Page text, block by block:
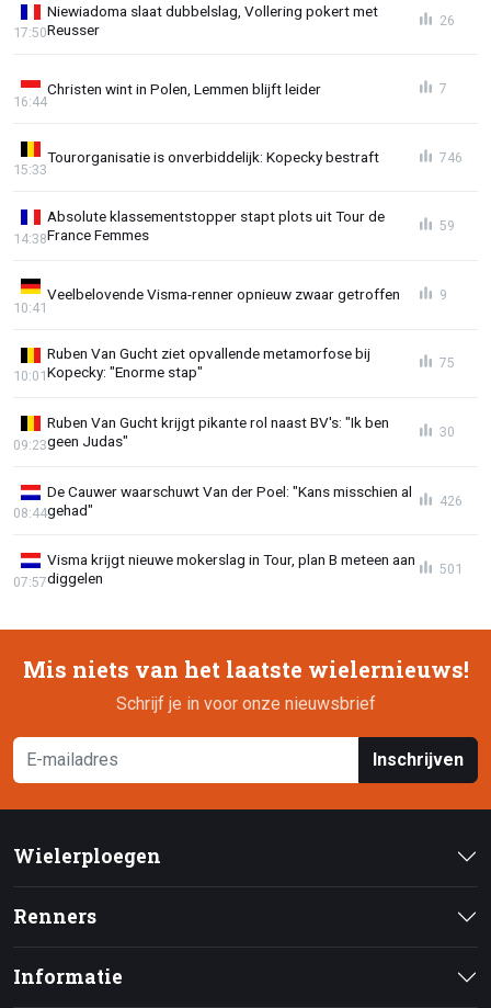
Niewiadoma slaat dubbelslag, Vollering pokert met
Reusser
17:50
26
Christen wint in Polen, Lemmen blijft leider
16:44
7
Tourorganisatie is onverbiddelijk: Kopecky bestraft
15:33
746
Absolute klassementstopper stapt plots uit Tour de
France Femmes
14:38
59
Veelbelovende Visma-renner opnieuw zwaar getroffen
10:41
9
Ruben Van Gucht ziet opvallende metamorfose bij
Kopecky: "Enorme stap"
10:01
75
Ruben Van Gucht krijgt pikante rol naast BV's: "Ik ben
geen Judas"
09:23
30
De Cauwer waarschuwt Van der Poel: "Kans misschien al
gehad"
08:44
426
Visma krijgt nieuwe mokerslag in Tour, plan B meteen aan
diggelen
07:57
501
Mis niets van het laatste wielernieuws!
Schrijf je in voor onze nieuwsbrief
Inschrijven
Wielerploegen
Renners
Informatie